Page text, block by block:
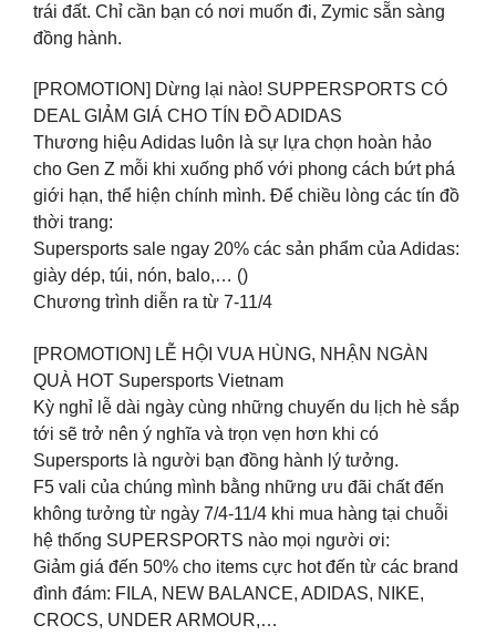
trái đất. Chỉ cần bạn có nơi muốn đi, Zymic sẵn sàng
đồng hành.
[PROMOTION] Dừng lại nào! SUPPERSPORTS CÓ
DEAL GIẢM GIÁ CHO TÍN ĐỒ ADIDAS
Thương hiệu Adidas luôn là sự lựa chọn hoàn hảo
cho Gen Z mỗi khi xuống phố với phong cách bứt phá
giới hạn, thể hiện chính mình. Để chiều lòng các tín đồ
thời trang:
Supersports sale ngay 20% các sản phẩm của Adidas:
giày dép, túi, nón, balo,… ()
Chương trình diễn ra từ 7-11/4
[PROMOTION] LỄ HỘI VUA HÙNG, NHẬN NGÀN
QUÀ HOT Supersports Vietnam
Kỳ nghỉ lễ dài ngày cùng những chuyến du lịch hè sắp
tới sẽ trở nên ý nghĩa và trọn vẹn hơn khi có
Supersports là người bạn đồng hành lý tưởng.
F5 vali của chúng mình bằng những ưu đãi chất đến
không tưởng từ ngày 7/4-11/4 khi mua hàng tại chuỗi
hệ thống SUPERSPORTS nào mọi người ơi:
Giảm giá đến 50% cho items cực hot đến từ các brand
đình đám: FILA, NEW BALANCE, ADIDAS, NIKE,
CROCS, UNDER ARMOUR,…